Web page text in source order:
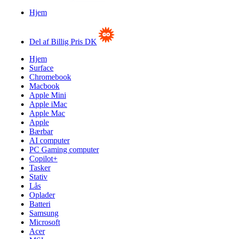
Hjem
Del af Billig Pris DK
Hjem
Surface
Chromebook
Macbook
Apple Mini
Apple iMac
Apple Mac
Apple
Bærbar
AI computer
PC Gaming computer
Copilot+
Tasker
Stativ
Lås
Oplader
Batteri
Samsung
Microsoft
Acer